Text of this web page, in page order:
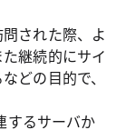
された際、よ
継続的にサイ
どの目的で、
するサーバか